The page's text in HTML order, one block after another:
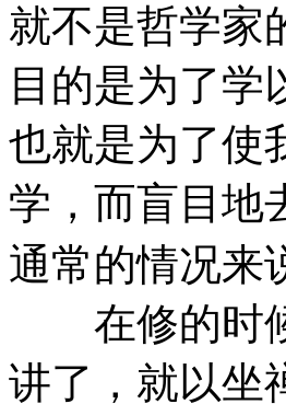
就不是哲学家
目的是为了学
也就是为了使
学，而盲目地
通常的情况来
在修的时候
讲了，就以坐